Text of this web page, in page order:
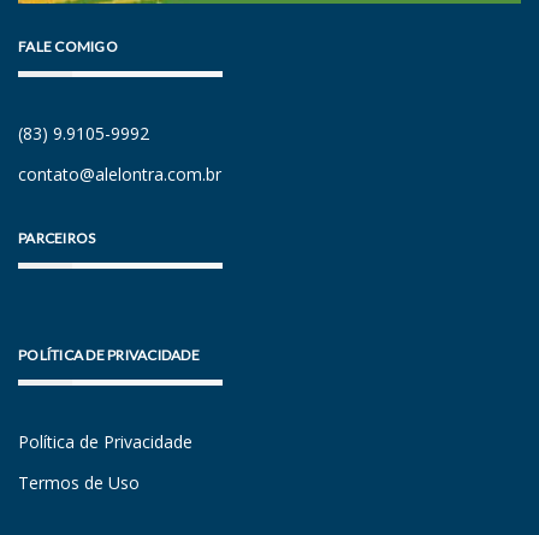
FALE COMIGO
(83) 9.9105-9992
contato@alelontra.com.br
PARCEIROS
POLÍTICA DE PRIVACIDADE
Política de Privacidade
Termos de Uso